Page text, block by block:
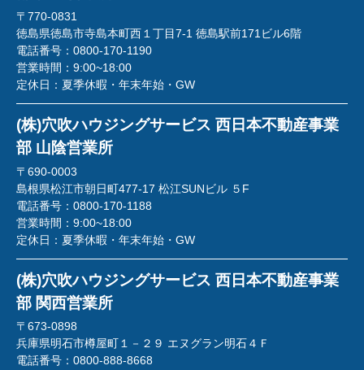
〒770-0831
徳島県徳島市寺島本町西１丁目7-1 徳島駅前171ビル6階
電話番号： 0800-170-1190
営業時間： 9:00~18:00
定休日： 夏季休暇・年末年始・GW
(株)穴吹ハウジングサービス 西日本不動産事業
部 山陰営業所
〒690-0003
島根県松江市朝日町477-17 松江SUNビル ５F
電話番号： 0800-170-1188
営業時間： 9:00~18:00
定休日： 夏季休暇・年末年始・GW
(株)穴吹ハウジングサービス 西日本不動産事業
部 関西営業所
〒673-0898
兵庫県明石市樽屋町１－２９ エヌグラン明石４Ｆ
電話番号： 0800-888-8668